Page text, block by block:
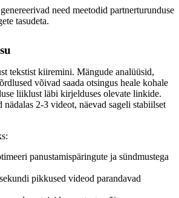
need meetodid partnerturunduse
tasudeta.
tekstist kiiremini. Mängude analüüsid,
võivad saada otsingus heale kohale
liiklust läbi kirjelduses olevate linkide.
2-3 videot, näevad sageli stabiilset
panustamispäringute ja sündmustega
pikkused videod parandavad